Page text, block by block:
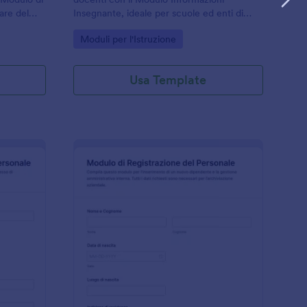
del
Insegnante, ideale per scuole ed enti di
raccolta dati e la gestione delle risposte.
Go to Category:
Moduli per l'Istruzione
Usa Template
Di Registrazione Nuovo Assunto